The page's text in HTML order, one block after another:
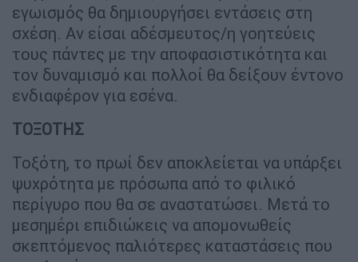
εγωισμός θα δημιουργήσει εντάσεις στη
σχέση. Αν είσαι αδέσμευτος/η γοητεύεις
τους πάντες με την αποφασιστικότητα και
τον δυναμισμό και πολλοί θα δείξουν έντονο
ενδιαφέρον για εσένα.
ΤΟΞΟΤΗΣ
Τοξότη, το πρωί δεν αποκλείεται να υπάρξει
ψυχρότητα με πρόσωπα από το φιλικό
περίγυρο που θα σε αναστατώσει. Μετά το
μεσημέρι επιδιώκεις να απομονωθείς
σκεπτόμενος παλιότερες καταστάσεις που